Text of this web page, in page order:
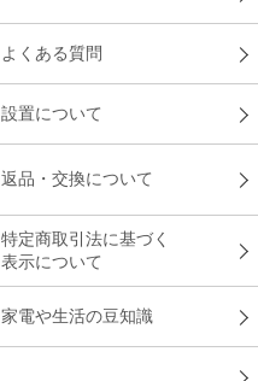
よくある質問
設置について
返品・交換について
特定商取引法に基づく
表示について
家電や生活の豆知識